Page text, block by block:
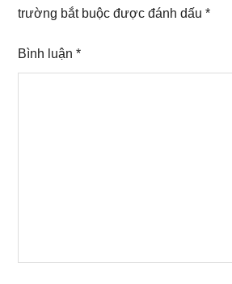
trường bắt buộc được đánh dấu*
Bình luận*